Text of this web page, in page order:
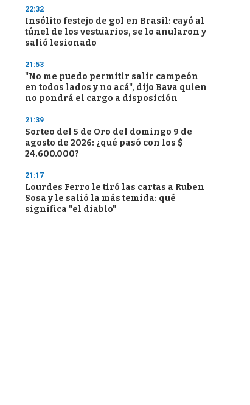
22:32
Insólito festejo de gol en Brasil: cayó al
túnel de los vestuarios, se lo anularon y
salió lesionado
21:53
"No me puedo permitir salir campeón
en todos lados y no acá", dijo Bava quien
no pondrá el cargo a disposición
21:39
Sorteo del 5 de Oro del domingo 9 de
agosto de 2026: ¿qué pasó con los $
24.600.000?
21:17
Lourdes Ferro le tiró las cartas a Ruben
Sosa y le salió la más temida: qué
significa "el diablo"